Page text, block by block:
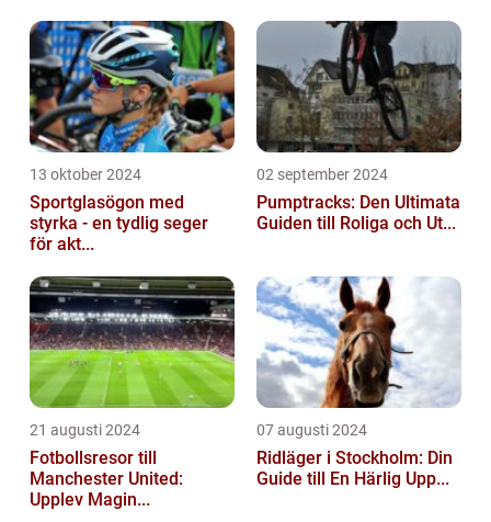
13 oktober 2024
Sportglasögon med
styrka - en tydlig seger
för akt...
02 september 2024
Pumptracks: Den Ultimata
Guiden till Roliga och Ut...
21 augusti 2024
Fotbollsresor till
Manchester United:
Upplev Magin...
07 augusti 2024
Ridläger i Stockholm: Din
Guide till En Härlig Upp...